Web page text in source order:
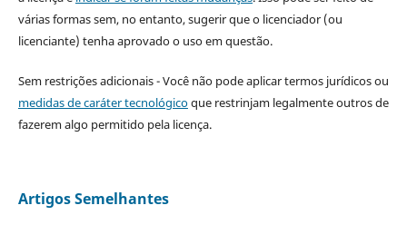
várias formas sem, no entanto, sugerir que o licenciador (ou
licenciante) tenha aprovado o uso em questão.
Sem restrições adicionais - Você não pode aplicar termos jurídicos ou
medidas de caráter tecnológicoque restrinjam legalmente outros de
fazerem algo permitido pela licença.
Artigos Semelhantes